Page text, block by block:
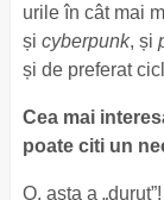
urile în cât mai
și cyberpunk, și
și de preferat
Cea mai
poate citi un
O, asta a